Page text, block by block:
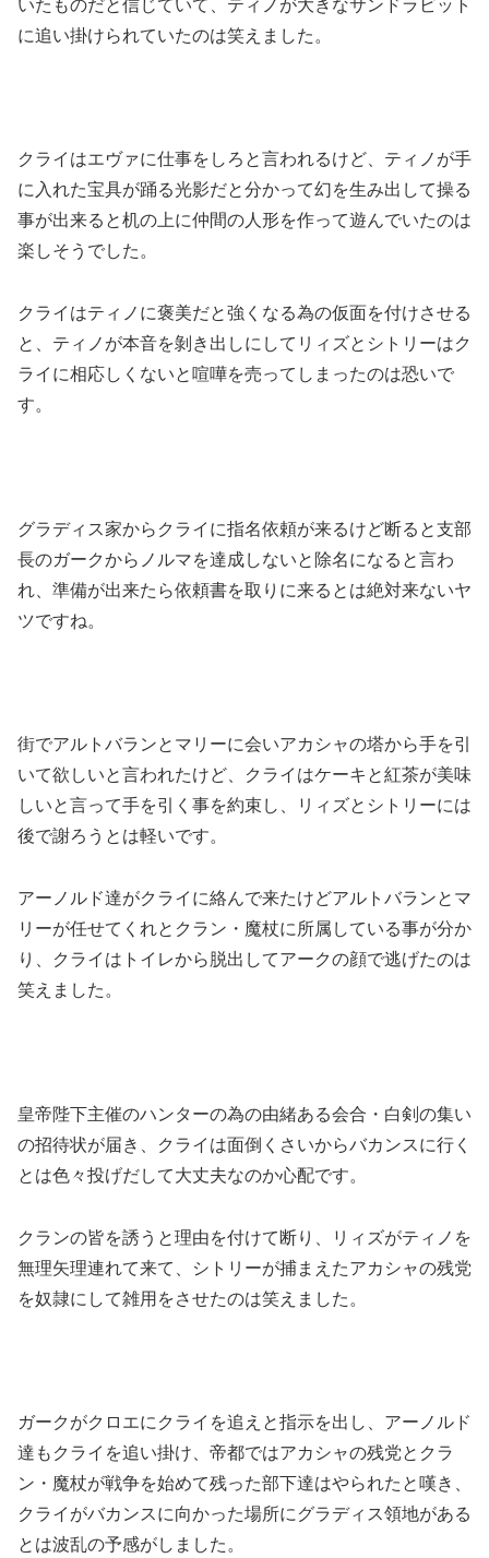
いたものだと信じていて、ティノが大きなサンドラビット
に追い掛けられていたのは笑えました。
クライはエヴァに仕事をしろと言われるけど、ティノが手
に入れた宝具が踊る光影だと分かって幻を生み出して操る
事が出来ると机の上に仲間の人形を作って遊んでいたのは
楽しそうでした。
クライはティノに褒美だと強くなる為の仮面を付けさせる
と、ティノが本音を剝き出しにしてリィズとシトリーはク
ライに相応しくないと喧嘩を売ってしまったのは恐いで
す。
グラディス家からクライに指名依頼が来るけど断ると支部
長のガークからノルマを達成しないと除名になると言わ
れ、準備が出来たら依頼書を取りに来るとは絶対来ないヤ
ツですね。
街でアルトバランとマリーに会いアカシャの塔から手を引
いて欲しいと言われたけど、クライはケーキと紅茶が美味
しいと言って手を引く事を約束し、リィズとシトリーには
後で謝ろうとは軽いです。
アーノルド達がクライに絡んで来たけどアルトバランとマ
リーが任せてくれとクラン・魔杖に所属している事が分か
り、クライはトイレから脱出してアークの顔で逃げたのは
笑えました。
皇帝陛下主催のハンターの為の由緒ある会合・白剣の集い
の招待状が届き、クライは面倒くさいからバカンスに行く
とは色々投げだして大丈夫なのか心配です。
クランの皆を誘うと理由を付けて断り、リィズがティノを
無理矢理連れて来て、シトリーが捕まえたアカシャの残党
を奴隷にして雑用をさせたのは笑えました。
ガークがクロエにクライを追えと指示を出し、アーノルド
達もクライを追い掛け、帝都ではアカシャの残党とクラ
ン・魔杖が戦争を始めて残った部下達はやられたと嘆き、
クライがバカンスに向かった場所にグラディス領地がある
とは波乱の予感がしました。